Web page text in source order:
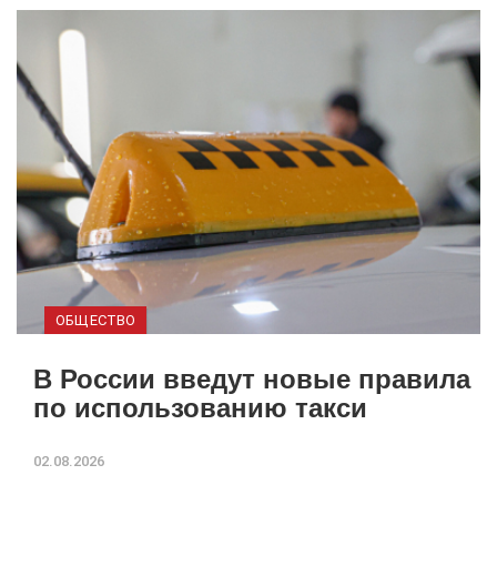
ОБЩЕСТВО
В России введут новые правила
по использованию такси
02.08.2026